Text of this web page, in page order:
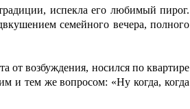
испекла его любимый пирог.
семейного вечера, полного
от возбуждения, носился по квартире
и тем же вопросом: «Ну когда, когда